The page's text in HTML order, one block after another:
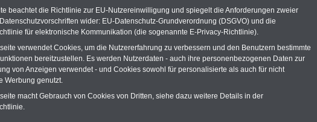
für Beamte auch im Ruhestand (zu geringe Alimentation)
hat die Berliner Landesbesoldung für verfassungs-
(Berlin muss bisMärz 2027 eine Neuregelung der Besoldung
Auch beim Bund (Beamte & Ruhestandsbeamte) gibt es teilweise
(Medienberichten zufolge liegt diese für
mind. 3.000 und 13.000 Euro, Der INFO-SERVICE gibt hierzu eine
heraus, die unmittelbar nach dem Beschluss des Gesetzentwurfs der
beachtet die Richtlinie zur EU-Nutzereinwilligung und spiegelt die Anforderungen zweier
wider: EU-Datenschutz-Grundverordnung (DSGVO) und die
für elektronische Kommunikation (die sogenannte E-Privacy-Richtlinie).
verwendet Cookies, um die Nutzererfahrung zu verbessern und den Benutzern bestimmte
bereitzustellen. Es werden Nutzerdaten - auch ihre personenbezogenen Daten zur
von Anzeigen verwendet - und Cookies sowohl für personalisierte als auch für nicht
Werbung genutzt.
macht Gebrauch von Cookies von Dritten, siehe dazu weitere Details in der